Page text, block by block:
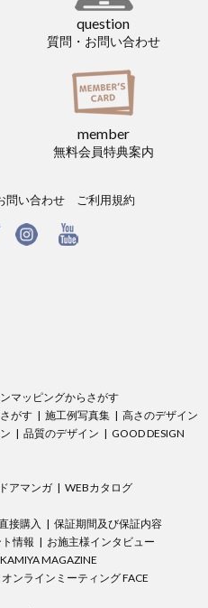
question
質問・お問い合わせ
member
無料会員特典案内
問い合わせ ご利用規約
マッピングからさがす
がす 施工例写真集
高さのデザイン
品質のデザイン
GOOD DESIGN
アマンガ
WEBカタログ
接購入
保証期間及び保証内容
情報
お施主様インタビュー
KAMIYA MAGAZINE
オンラインミーティング FACE